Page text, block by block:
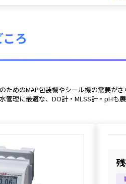
ろ
ためのMAP包装機やシール機の需要が
管理に最適な、DO計・MLSS計・pHも展